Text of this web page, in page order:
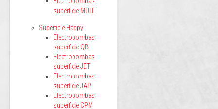
superficie MULTI
Superficie Happy
Electrobombas
superficie QB
Electrobombas
superficie JET
Electrobombas
superficie JAP
Electrobombas
superficie CPM